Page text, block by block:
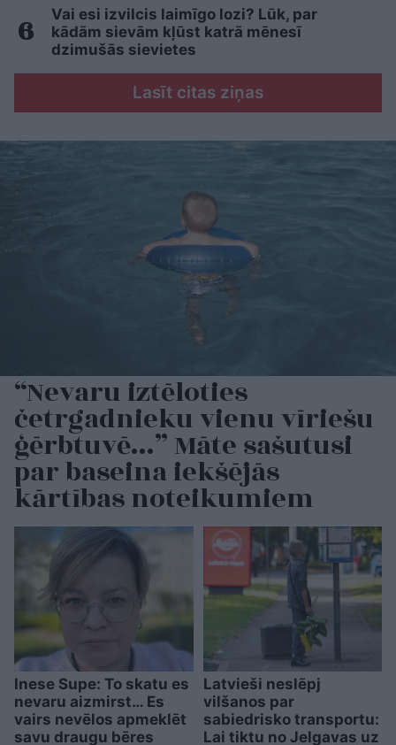
Vai esi izvilcis laimīgo lozi? Lūk, par
kādām sievām kļūst katrā mēnesī
dzimušās sievietes
Lasīt citas ziņas
“Nevaru iztēloties
četrgadnieku vienu vīriešu
ģērbtuvē…” Māte sašutusi
par baseina iekšējās
kārtības noteikumiem
Inese Supe: To skatu es
nevaru aizmirst… Es
vairs nevēlos apmeklēt
savu draugu bēres
Latvieši neslēpj
vilšanos par
sabiedrisko transportu:
Lai tiktu no Jelgavas uz